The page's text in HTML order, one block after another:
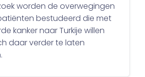
worden de overwegingen
bestudeerd die met
kanker naar Turkije willen
daar verder te laten